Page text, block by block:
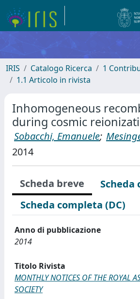
IRIS Catalogo Ricerca
1
1.1 Articolo in rivista
Inhomogeneous
during cosmic
Sobacchi, Emanuele;
2014
Scheda breve
Scheda
Scheda completa (DC)
Anno di pubblicazione
2014
Titolo Rivista
MONTHLY NOTICES OF THE ROYAL
SOCIETY